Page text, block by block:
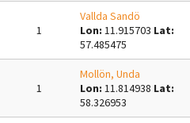
1
Vallda Sandö
Lon: 11.915703 Lat:
57.485475
1
Mollön, Unda
Lon: 11.814938 Lat:
58.326953